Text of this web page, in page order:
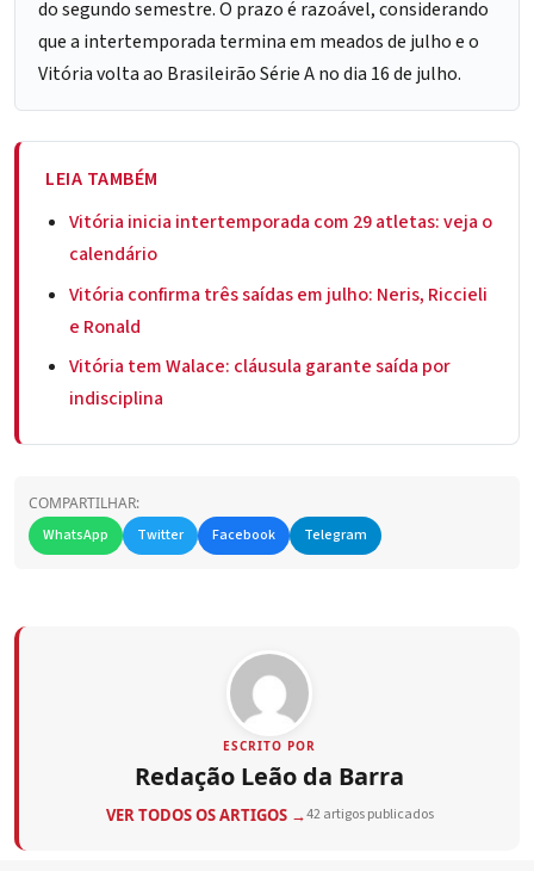
do segundo semestre. O prazo é razoável, considerando
que a intertemporada termina em meados de julho e o
Vitória volta ao Brasileirão Série A no dia 16 de julho.
LEIA TAMBÉM
Vitória inicia intertemporada com 29 atletas: veja o
calendário
Vitória confirma três saídas em julho: Neris, Riccieli
e Ronald
Vitória tem Walace: cláusula garante saída por
indisciplina
COMPARTILHAR:
WhatsApp
Twitter Facebook Telegram
ESCRITO POR
Redação Leão da Barra
VER TODOS OS ARTIGOS →42 artigos publicados